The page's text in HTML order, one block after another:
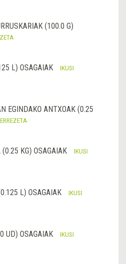
(100.0 G)
L) OSAGAIAK
IKUSI
EGINDAKO ANTXOAK (0.25
KG) OSAGAIAK
IKUSI
L) OSAGAIAK
IKUSI
UD) OSAGAIAK
IKUSI